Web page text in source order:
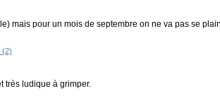
mais pour un mois de septembre on ne va pas se
très ludique à grimper.